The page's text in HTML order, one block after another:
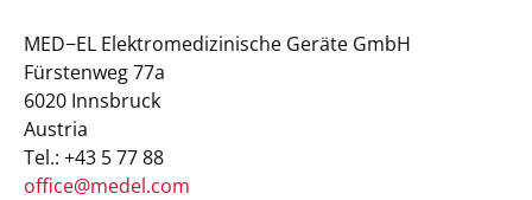
MED−EL Elektromedizinische Geräte GmbH
Fürstenweg 77a
6020 Innsbruck
Austria
Tel.: +43 5 77 88
office@medel.com